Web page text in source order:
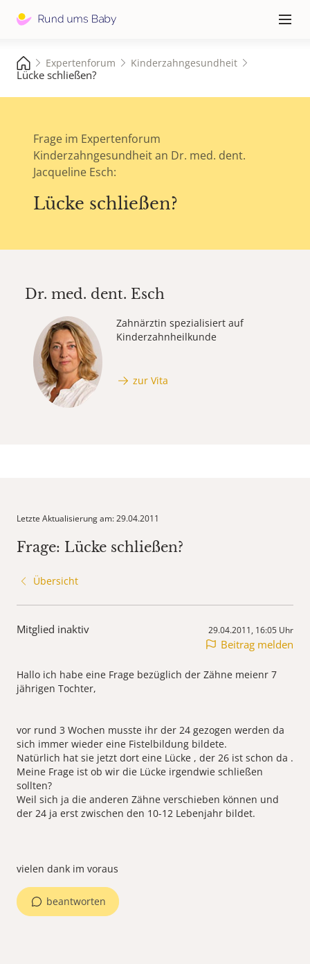
≡
Expertenforum Kinderzahngesundheit
Lücke schließen?
Frage im Expertenforum
Kinderzahngesundheit an Dr. med. dent.
Jacqueline Esch:
Lücke schließen?
Dr. med. dent. Esch
Zahnärztin spezialisiert auf
Kinderzahnheilkunde
zur Vita
Letzte Aktualisierung am: 29.04.2011
Frage: Lücke schließen?
Übersicht
Mitglied inaktiv 29.04.2011, 16:05 Uhr
Beitrag melden
Hallo ich habe eine Frage bezüglich der Zähne meienr 7
jährigen Tochter,
vor rund 3 Wochen musste ihr der 24 gezogen werden da
sich immer wieder eine Fistelbildung bildete.
Natürlich hat sie jetzt dort eine Lücke , der 26 ist schon da .
Meine Frage ist ob wir die Lücke irgendwie schließen
sollten?
Weil sich ja die anderen Zähne verschieben können und
der 24 ja erst zwischen den 10-12 Lebenjahr bildet.
vielen dank im voraus
beantworten